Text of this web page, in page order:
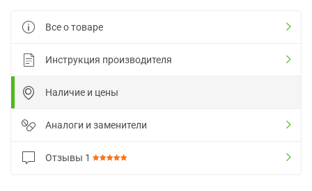
Все о товаре
Инструкция производителя
Наличие и цены
Аналоги и заменители
Отзывы 1